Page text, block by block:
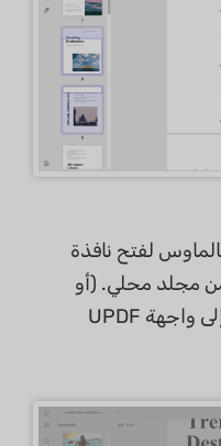
لفتح نافذة
مجلد محلي. (أو
يمكنك ببساطة سحب الصورة إلى واجهة UPDF